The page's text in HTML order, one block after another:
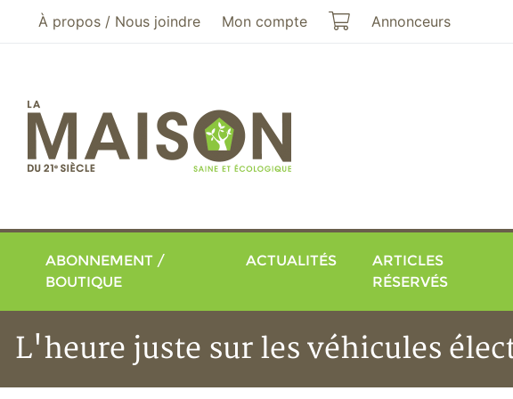
Aller au menu principal
Aller au contenu principal
À propos / Nous joindre Mon compte Mon panier
Annonceurs
ABONNEMENT /
BOUTIQUE
ACTUALITÉS
ARTICLES
RÉSERVÉS
L'heure juste sur les véhicules